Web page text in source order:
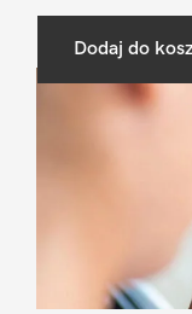
Dodaj do
Pierwszy
Sidebar